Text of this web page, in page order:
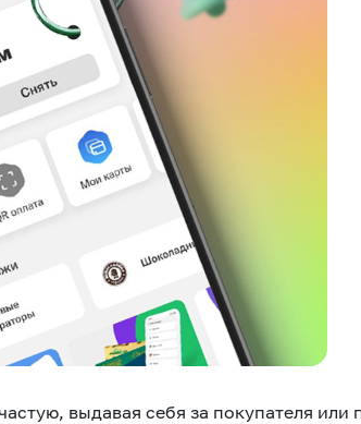
Доставка SIM
Работа в MEGA
выдавая себя за покупателя или